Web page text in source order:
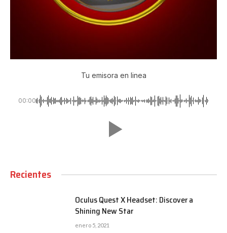
Tu emisora en linea
00:00
Recientes
Oculus Quest X Headset: Discover a
Shining New Star
enero 5, 2021